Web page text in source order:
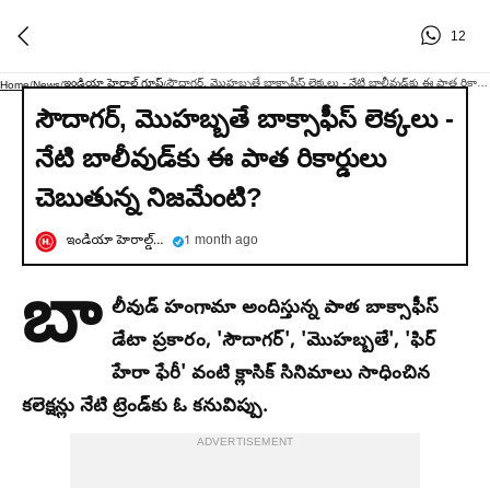
12
Home/News/ఇండియా హెరాల్డ్ గ్రూప్/
సౌదాగర్, మొహబ్బతే బాక్సాఫీస్ లెక్కలు -
నేటి బాలీవుడ్‌కు ఈ పాత రికార్డులు
చెబుతున్న నిజమేంటి?
ఇండియా హెరాల్డ్ గ్రూప్ 1 month ago
బా లీవుడ్ హంగామా అందిస్తున్న పాత బాక్సాఫీస్
డేటా ప్రకారం, 'సౌదాగర్', 'మొహబ్బతే', 'ఫిర్
హేరా ఫేరీ' వంటి క్లాసిక్ సినిమాలు సాధించిన
కలెక్షన్లు నేటి ట్రెండ్‌కు ఓ కనువిప్పు.
ADVERTISEMENT